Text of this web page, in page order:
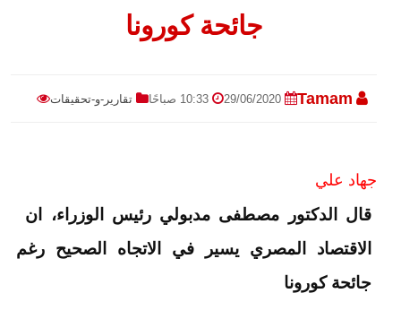
جائحة كورونا
Tamam
29/06/2020 10:33 صباحًا تقارير-و-تحقيقات
جهاد علي
قال الدكتور مصطفى مدبولي رئيس الوزراء، ان
الاقتصاد المصري يسير في الاتجاه الصحيح رغم
جائحة كورونا